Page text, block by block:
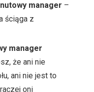
manager –
ściąga z
manager
że ani nie
ani nie jest to
oni